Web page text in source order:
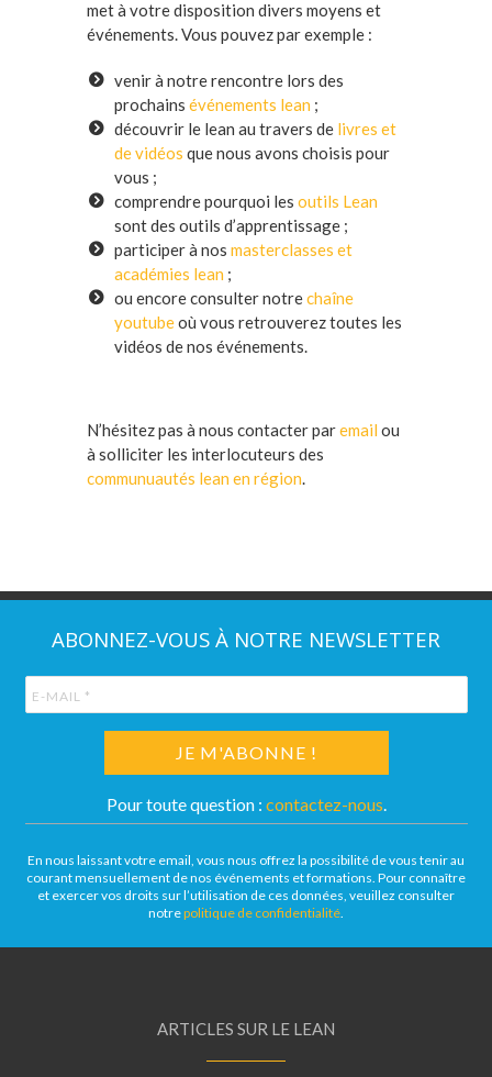
met à votre disposition divers moyens et
événements. Vous pouvez par exemple :
venir à notre rencontre lors des
prochains événements lean ;
découvrir le lean au travers de livres et
de vidéos que nous avons choisis pour
vous ;
comprendre pourquoi les outils Lean
sont des outils d’apprentissage ;
participer à nos masterclasses et
académies lean ;
ou encore consulter notrechaîne
youtubeoù vous retrouverez toutes les
vidéos de nos événements.
N’hésitez pas à nous contacter paremail ou
à solliciter les interlocuteurs des
communuautés lean en région.
ABONNEZ-VOUS À NOTRE NEWSLETTER
Pour toute question : contactez-nous.
En nous laissant votre email, vous nous offrez la possibilité de vous tenir au
courant mensuellement de nos événements et formations. Pour connaître
et exercer vos droits sur l’utilisation de ces données, veuillez consulter
notrepolitique de confidentialité.
ARTICLES SUR LE LEAN